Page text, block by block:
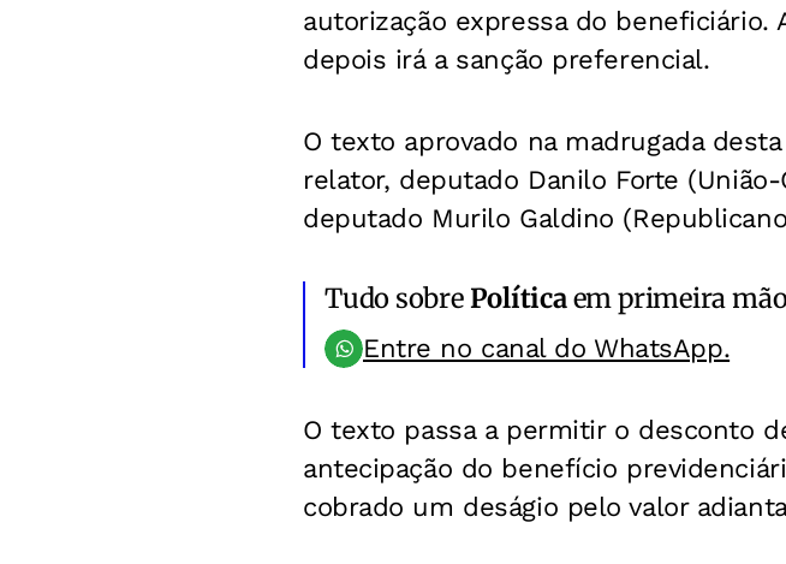
autorização expressa do beneficiário.
depois irá a sanção preferencial.
O texto aprovado na madrugada
relator, deputado Danilo Forte
deputado Murilo Galdino
Tudo sobrePolíticaem primeira
Entre no canal do WhatsApp.
O texto passa a permitir o desconto
antecipação do benefício
cobrado um deságio pelo valor